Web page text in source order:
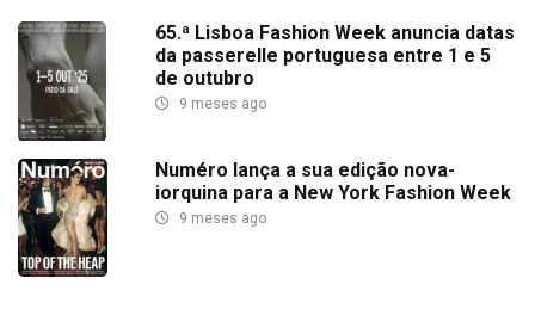
65.ª Lisboa Fashion Week anuncia datas
da passerelle portuguesa entre 1 e 5
de outubro
9 meses ago
Numéro lança a sua edição nova-
iorquina para a New York Fashion Week
9 meses ago